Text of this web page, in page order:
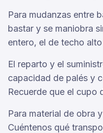
Para mudanzas entre
bastar y se maniobra
entero, el de techo
El reparto y el
capacidad de palés y
Recuerde que el cupo
Para material de obra
Cuéntenos qué